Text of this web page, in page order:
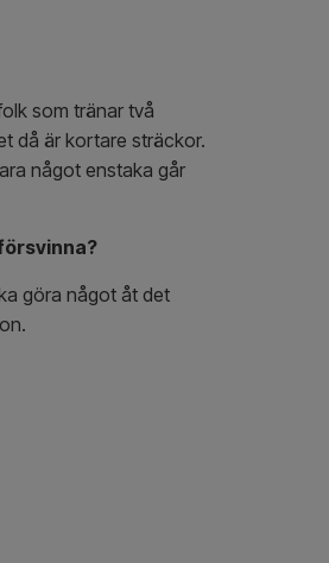
som tränar två
då är kortare sträckor.
något enstaka går
göra något åt det